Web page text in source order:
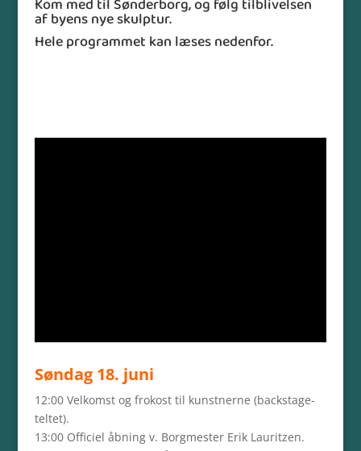
Kom med til Sønderborg, og følg tilblivelsen
af byens nye skulptur.
Hele programmet kan læses nedenfor.
Søndag 18. juni
12:00 Velkomst og frokost til kunstnerne (backstage-
teltet).
13:00 Officiel åbning v. Borgmester Erik Lauritzen.